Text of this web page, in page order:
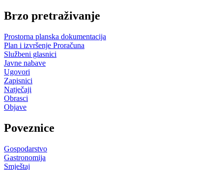
Brzo pretraživanje
Prostorna planska dokumentacija
Plan i izvršenje Proračuna
Službeni glasnici
Javne nabave
Ugovori
Zapisnici
Natječaji
Obrasci
Objave
Poveznice
Gospodarstvo
Gastronomija
Smještaj